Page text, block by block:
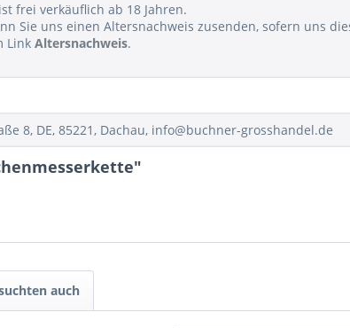
frei verkäuflich ab 18 Jahren.
Sie uns einen Altersnachweis zusenden, sofern uns
Link Altersnachweis.
8, DE, 85221, Dachau, info@buchner-grosshandel.de
auch